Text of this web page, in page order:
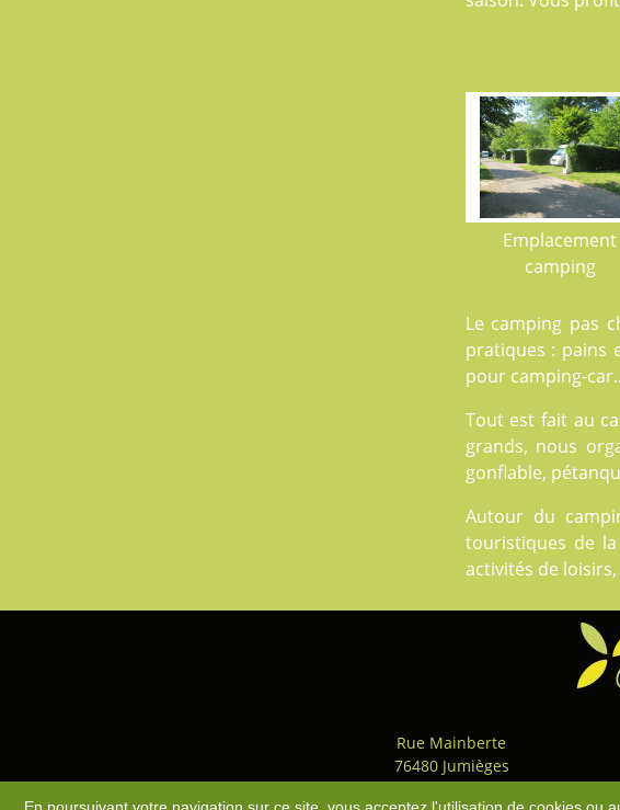
Emplacement
camping
Le camping pas
pratiques : pains
pour camping-
Tout est fait au
grands, nous
gonflable,
Autour du
touristiques de
activités de
Rue Mainberte
76480 Jumièges
Accès-Plan du site-Mentions légales-Nos Flux